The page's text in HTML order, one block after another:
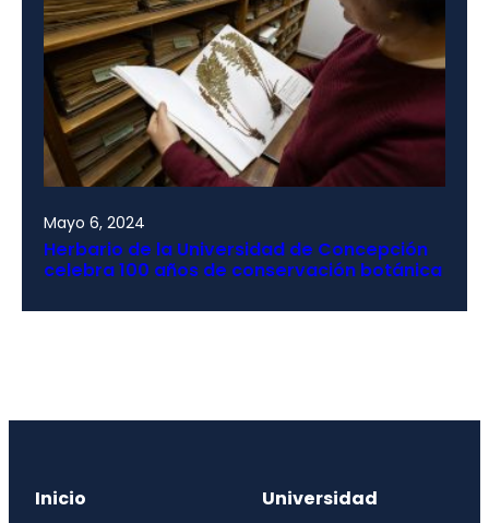
Mayo 6, 2024
Herbario de la Universidad de Concepción
celebra 100 años de conservación botánica
Inicio Universidad